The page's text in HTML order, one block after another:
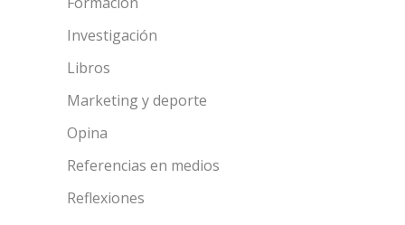
Investigación
Libros
Marketing y deporte
Opina
Referencias en medios
Reflexiones